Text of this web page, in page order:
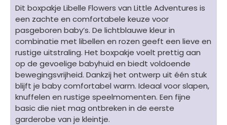
bloemenprint
blauw/groen/roze
-
GOTS
aantal
Dit boxpakje Libelle Flowers van Little Adventures is
een zachte en comfortabele keuze voor
pasgeboren baby’s. De lichtblauwe kleur in
combinatie met libellen en rozen geeft een lieve en
rustige uitstraling. Het boxpakje voelt prettig aan
op de gevoelige babyhuid en biedt voldoende
bewegingsvrijheid. Dankzij het ontwerp uit één stuk
blijft je baby comfortabel warm. Ideaal voor slapen,
knuffelen en rustige speelmomenten. Een fijne
basic die niet mag ontbreken in de eerste
garderobe van je kleintje.